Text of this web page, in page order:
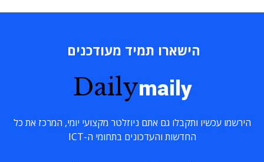
הישארו תמיד מעודכנים
Dailymaily
הירשמו עכשיו ותקבלו גם אתם ניוזלטר מקצועי יומי, המרכז את כל
החדשות והעדכונים בתחומי ה-ICT